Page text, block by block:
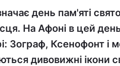
день пам'яті
На Афоні в цей
Зограф, Ксенофонт і
дивовижні ікони